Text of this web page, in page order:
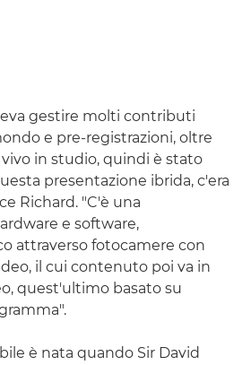
gestire molti contributi
e pre-registrazioni, oltre
in studio, quindi è stato
presentazione ibrida, c'era
Richard. "C'è una
e software,
attraverso fotocamere con
il cui contenuto poi va in
quest'ultimo basato su
è nata quando Sir David